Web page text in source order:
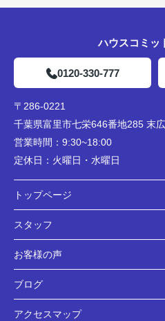
ハウスコミッ
0120-330-777
〒286-0221
千葉県富里市七栄646番地285 末
営業時間： 9:30~18:00
定休日： 火曜日・水曜日
トップページ
スタッフ
お客様の声
ブログ
アクセスマップ